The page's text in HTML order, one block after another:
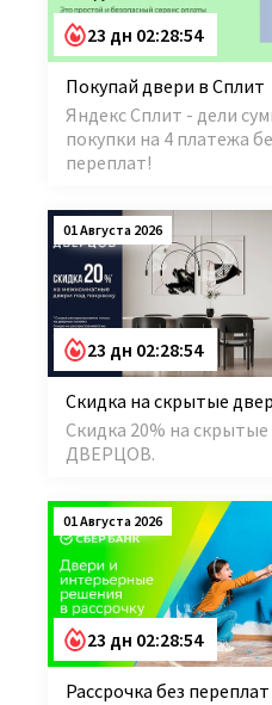
23 дн 02:28:54
Покупай двери в Сплит
Яндекс Сплит - дели
покупки на 4 платежа
переплат!
01 Августа 2026
23 дн 02:28:54
Скидка на скрытые
Скидка 20% на
ДВЕРЦОВ.
01 Августа 2026
23 дн 02:28:54
Рассрочка без переплат